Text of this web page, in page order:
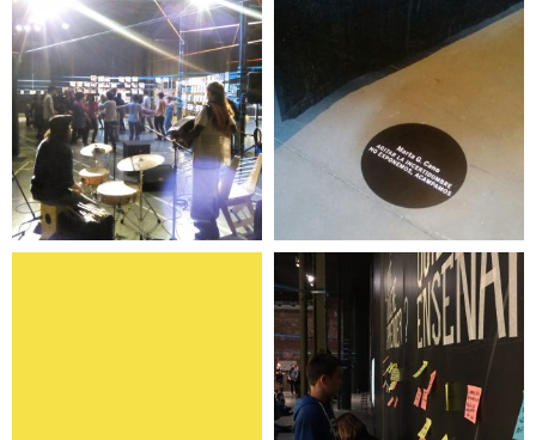
Pares sin pares
No exponemos:
ACAMPAMOS
Wiki-kiosko